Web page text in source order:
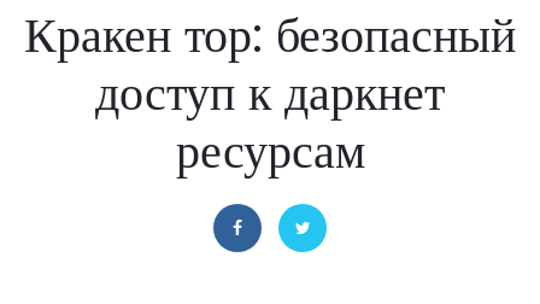
Кракен тор: безопасный
доступ к даркнет
ресурсам